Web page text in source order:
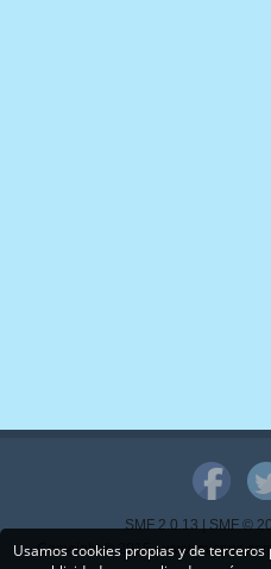
SMF 2.0.13|SMF ©
Copyright © 2015 -
Usamos cookies propias y de